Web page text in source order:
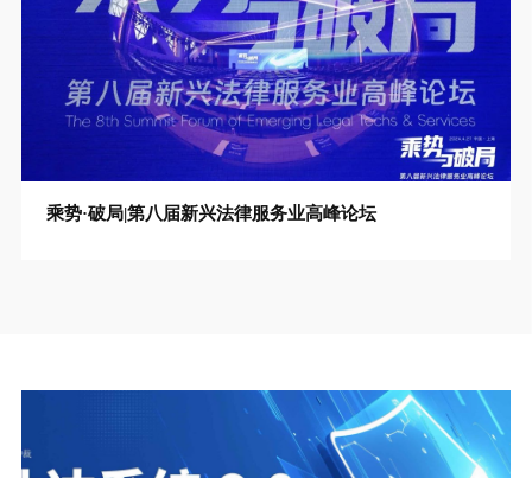
乘势·破局|第八届新兴法律服务业高峰论坛